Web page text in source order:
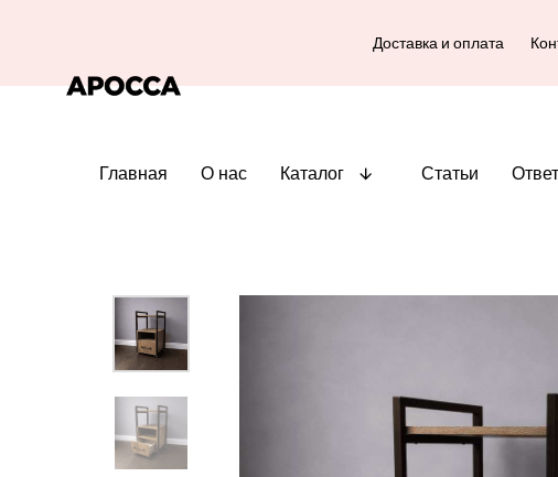
Доставка и оплата
Главная О нас Каталог Статьи